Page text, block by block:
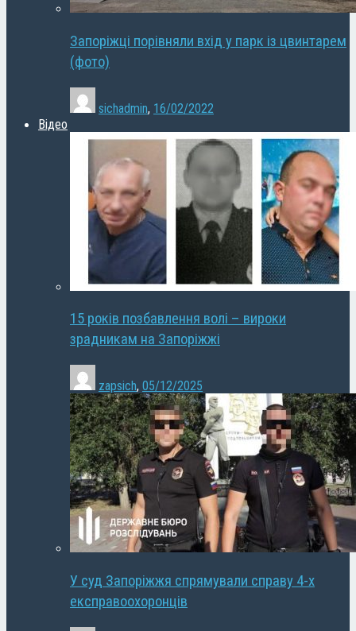
Запоріжці порівняли вхід у парк із цвинтарем
(фото)
sichadmin, 16/02/2022
Відео
15 років позбавлення волі – вироки
зрадникам на Запоріжжі
zapsich, 05/12/2025
У суд Запоріжжя спрямували справу 4-х
експравоохоронців